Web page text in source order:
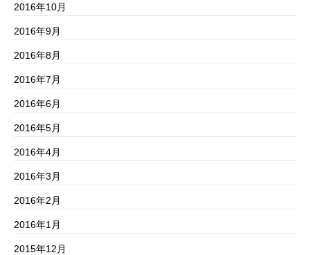
2016年10月
2016年9月
2016年8月
2016年7月
2016年6月
2016年5月
2016年4月
2016年3月
2016年2月
2016年1月
2015年12月